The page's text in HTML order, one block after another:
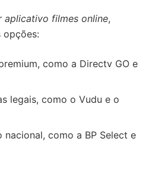
aplicativo filmes online,
opções:
como a Directv GO e
legais, como o Vudu e o
como a BP Select e